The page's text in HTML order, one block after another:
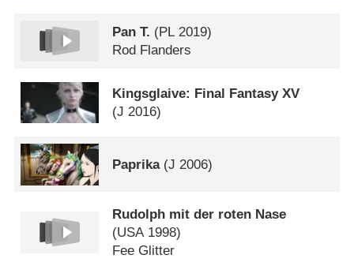
Pan T. (PL 2019)
Rod Flanders
Kingsglaive: Final Fantasy XV
(J 2016)
Paprika(J 2006)
Rudolph mit der roten Nase
(USA1998)
Fee Glitter